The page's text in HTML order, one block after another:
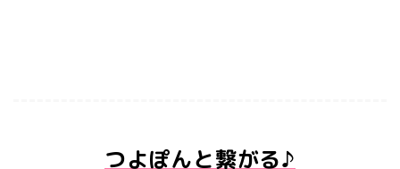
つよぽんと繋がる♪